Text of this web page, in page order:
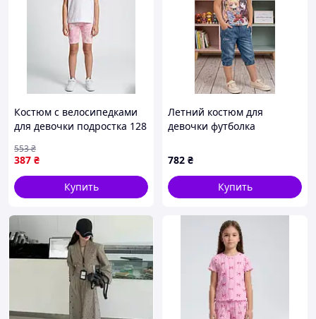
Костюм с велосипедками
для девочки подростка 128
387 ₴
553₴
Купить
Летний костюм для
девочки футболка
86 92 98 104 110 116 122
128 134 140 146 92
782 ₴
Купить